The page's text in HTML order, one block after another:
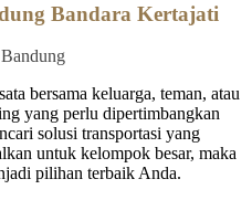
Bandara Kertajati
bersama keluarga, teman, atau
yang perlu dipertimbangkan
solusi transportasi yang
untuk kelompok besar, maka
pilihan terbaik Anda.